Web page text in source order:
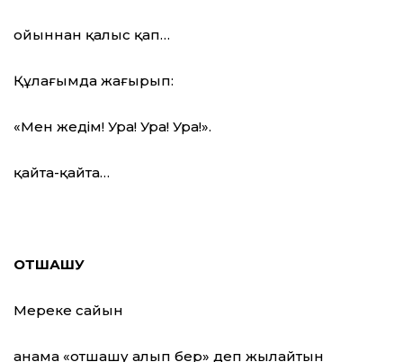
ойыннан қалыс қап…
Құлағымда жаңғырып:
«Мен жеңдім! Ура! Ура! Ура!».
қайта-қайта…
ОТШАШУ
Мереке сайын
анама «отшашу алып бер» деп жылайтын